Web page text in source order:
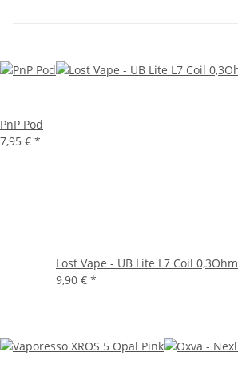
PnP Pod
7,95 € *
Lost Vape - UB Lite L7 Coil 0,3Ohm
9,90 € *